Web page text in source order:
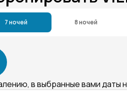
7 ночей 8 ночей
в выбранные вами даты